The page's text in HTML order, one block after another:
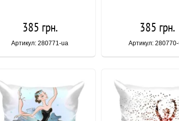
385 грн.
Артикул: 280771-ua
385 грн.
Артикул: